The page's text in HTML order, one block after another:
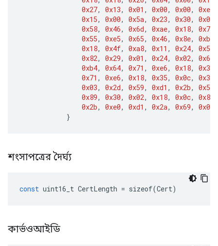
0x27, 0x13, 0x01 , 0x00, 0x00, 0xee
0x15, 0x00, 0x5a, 0x23, 0x30, 0x0a
0x58, 0x46, 0x6d, 0xae, 0x18, 0x72
0x55, 0xe5, 0x65, 0x46, 0x8e, 0xba
0x18, 0x4f, 0xa8, 0x11 , 0x24, 0x50
0x82, 0x29, 0x01 , 0x24, 0x02, 0x60
0xb4, 0x64, 0x71 , 0xe6, 0x18, 0x35
0x71 , 0xe6, 0x18, 0x35, 0x0c, 0x30
0x03, 0x2d, 0x59, 0xd1 , 0x2b, 0x55
0x89, 0x30, 0x02, 0x18, 0x0c, 0x80
0x2b, 0xe0, 0xd1 , 0x2a, 0x69, 0x02
}
শংসাপত্রের দৈর্ঘ্য
const uint16_t CertLength = sizeof(Cert)
কার্ভওআইডি